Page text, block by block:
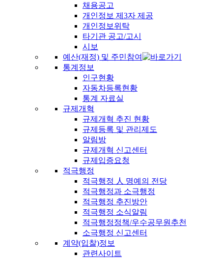
채용공고
개인정보 제3자 제공
개인정보위탁
타기관 공고/고시
시보
예산(재정) 및 주민참여
통계정보
인구현황
자동차등록현황
통계 자료실
규제개혁
규제개혁 추진 현황
규제등록 및 관리제도
알림방
규제개혁 신고센터
규제입증요청
적극행정
적극행정 人 명예의 전당
적극행정과 소극행정
적극행정 추진방안
적극행정 소식알림
적극행정정책/우수공무원추천
소극행정 신고센터
계약(입찰)정보
관련사이트